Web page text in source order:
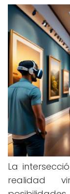
La
realidad